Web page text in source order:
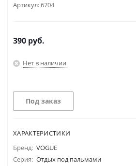
Артикул:6704
390 руб.
Нет в наличии
Под заказ
ХАРАКТЕРИСТИКИ
Бренд: VOGUE
Серия: Отдых под пальмами